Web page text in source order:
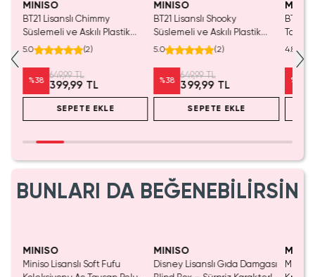
MINISO
BT21 Lisanslı Chimmy
Süslemeli ve Askılı Plastik
Şişe – Eğlenceli Taşınabilir Su
5.0 (2)
%38
649,99 TL
399,99 TL
SEPETE EKLE
MINISO
BT21 Lisanslı Shooky
Süslemeli ve Askılı Plastik
Pipetli Şişe 520 ML 16,3 Cm
5.0 (2)
%38
649,99 TL
399,99 TL
SEPETE EKLE
BT21
Şişe
4.8
%
BUNLARI DA BEĞENEBİLİRSİN
MINISO
Miniso Lisanslı Soft Fufu
MINISO
Disney Lisanslı Gıda Damgası
Miniso